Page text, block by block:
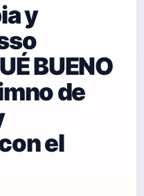
y
BUENO
de
el